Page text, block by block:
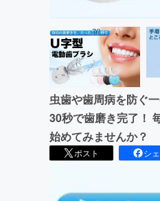
虫歯や歯周病を防ぐ
30秒で歯磨き完了！
始めてみませんか？
ポスト シ